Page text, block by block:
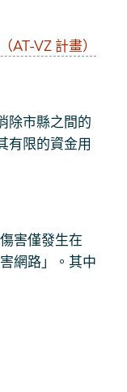
AT-VZ 計畫）
除市縣之間的
有限的資金用
害僅發生在
網路」。其中